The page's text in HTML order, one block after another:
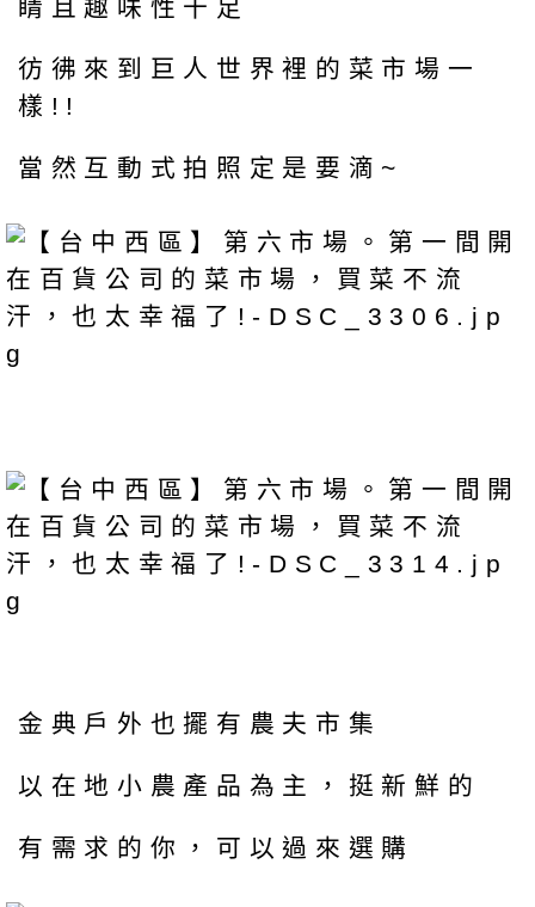
睛且趣味性十足
彷彿來到巨人世界裡的菜市場一
樣!!
當然互動式拍照定是要滴~
金典戶外也擺有農夫市集
以在地小農產品為主，挺新鮮的
有需求的你，可以過來選購